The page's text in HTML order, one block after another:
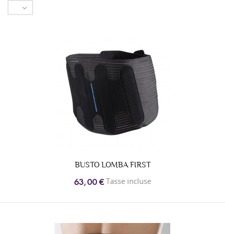

BUSTO LOMBA FIRST
63,00 € Tasse incluse